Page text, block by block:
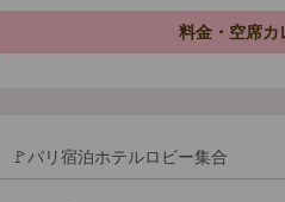
料金・空席カ
🚩パリ宿泊ホテルロビー集合